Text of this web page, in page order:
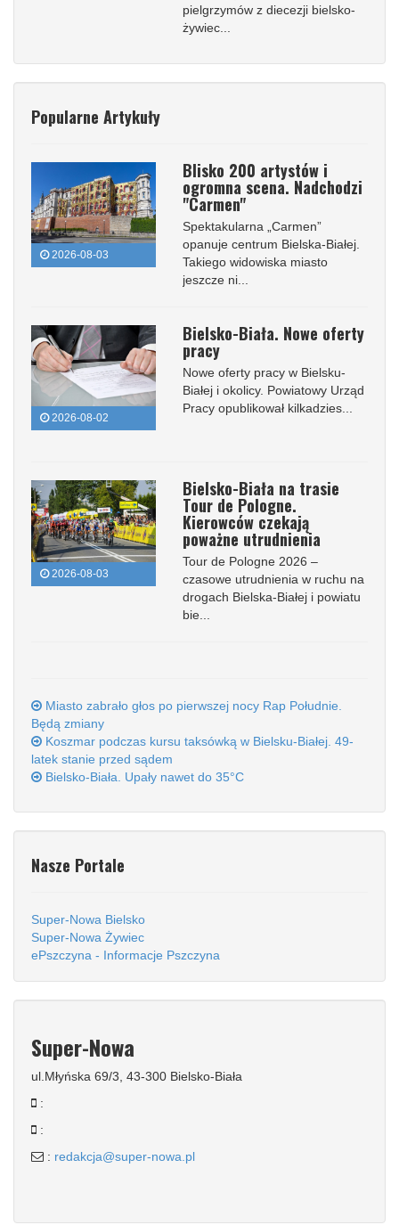
pielgrzymów z diecezji bielsko-
żywiec...
Popularne Artykuły
2026-08-03
Blisko 200 artystów i
ogromna scena. Nadchodzi
"Carmen"
Spektakularna „Carmen”
opanuje centrum Bielska-Białej.
Takiego widowiska miasto
jeszcze ni...
2026-08-02
Bielsko-Biała. Nowe oferty
pracy
Nowe oferty pracy w Bielsku-
Białej i okolicy. Powiatowy Urząd
Pracy opublikował kilkadzies...
2026-08-03
Bielsko-Biała na trasie
Tour de Pologne.
Kierowców czekają
poważne utrudnienia
Tour de Pologne 2026 –
czasowe utrudnienia w ruchu na
drogach Bielska-Białej i powiatu
bie...
Miasto zabrało głos po pierwszej nocy Rap Południe.
Będą zmiany
Koszmar podczas kursu taksówką w Bielsku-Białej. 49-
latek stanie przed sądem
Bielsko-Biała. Upały nawet do 35°C
Nasze Portale
Super-Nowa Bielsko
Super-Nowa Żywiec
ePszczyna - Informacje Pszczyna
Super-Nowa
ul.Młyńska 69/3, 43-300 Bielsko-Biała
:
:
: redakcja@super-nowa.pl